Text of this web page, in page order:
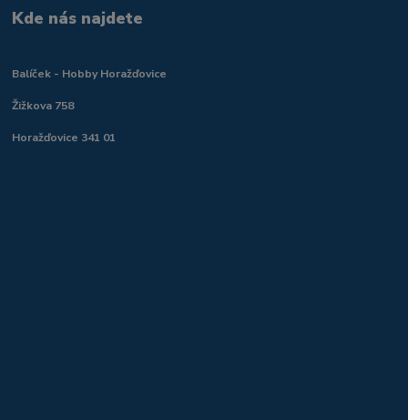
Kde nás najdete
Balíček - Hobby Horažďovice
Žižkova 758
Horažďovice 341 01